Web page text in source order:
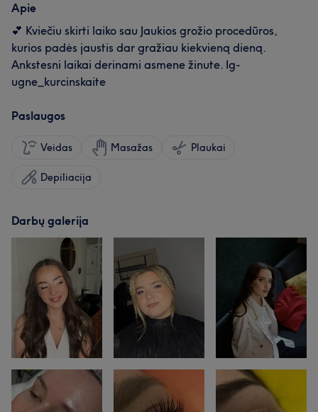
Apie
💕 Kviečiu skirti laiko sau Jaukios grožio procedūros,
kurios padės jaustis dar gražiau kiekvieną dieną.
Ankstesni laikai derinami asmene žinute. Ig-
ugne_kurcinskaite
Paslaugos
Veidas Masažas Plaukai
Depiliacija
Darbų galerija